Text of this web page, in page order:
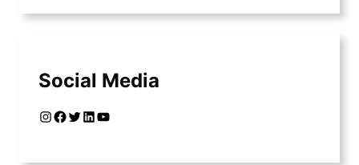
Social Media
InstagramFacebook Twitter LinkedIn YouTube